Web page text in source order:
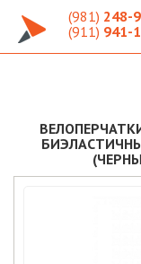
(981) 248-
(911) 941-